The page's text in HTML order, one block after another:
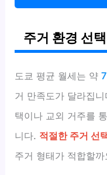
주거 환경 선
도쿄 평균 월세는 약
거 만족도가 달라집
택이나 교외 거주를
니다. 적절한 주거 선
주거 형태가 적합할까